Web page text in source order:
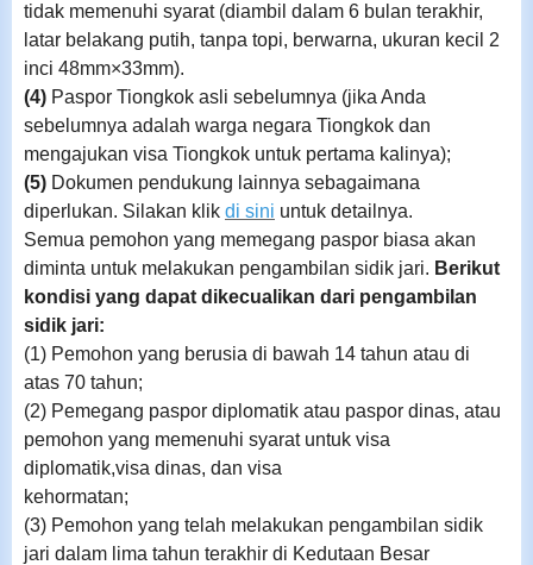
tidak memenuhi syarat (diambil dalam 6 bulan terakhir,
latar belakang putih, tanpa topi, berwarna, ukuran kecil 2
inci 48mm×33mm).
(4) Paspor Tiongkok asli sebelumnya (jika Anda
sebelumnya adalah warga negara Tiongkok dan
mengajukan visa Tiongkok untuk pertama kalinya);
(5) Dokumen pendukung lainnya sebagaimana
diperlukan. Silakan klik di sini untuk detailnya.
Semua pemohon yang memegang paspor biasa akan
diminta untuk melakukan pengambilan sidik jari. Berikut
kondisi yang dapat dikecualikan dari pengambilan
sidik jari:
(1) Pemohon yang berusia di bawah 14 tahun atau di
atas 70 tahun;
(2) Pemegang paspor diplomatik atau paspor dinas, atau
pemohon yang memenuhi syarat untuk visa
diplomatik,visa dinas, dan visa
kehormatan;
(3) Pemohon yang telah melakukan pengambilan sidik
jari dalam lima tahun terakhir di Kedutaan Besar